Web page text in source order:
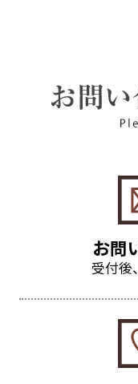
ことができ
お客様の個人
切な管理を行
防止に努めま
プライバシー
お客様の個人
目的に変更が
サイトにて最
お問
受付後